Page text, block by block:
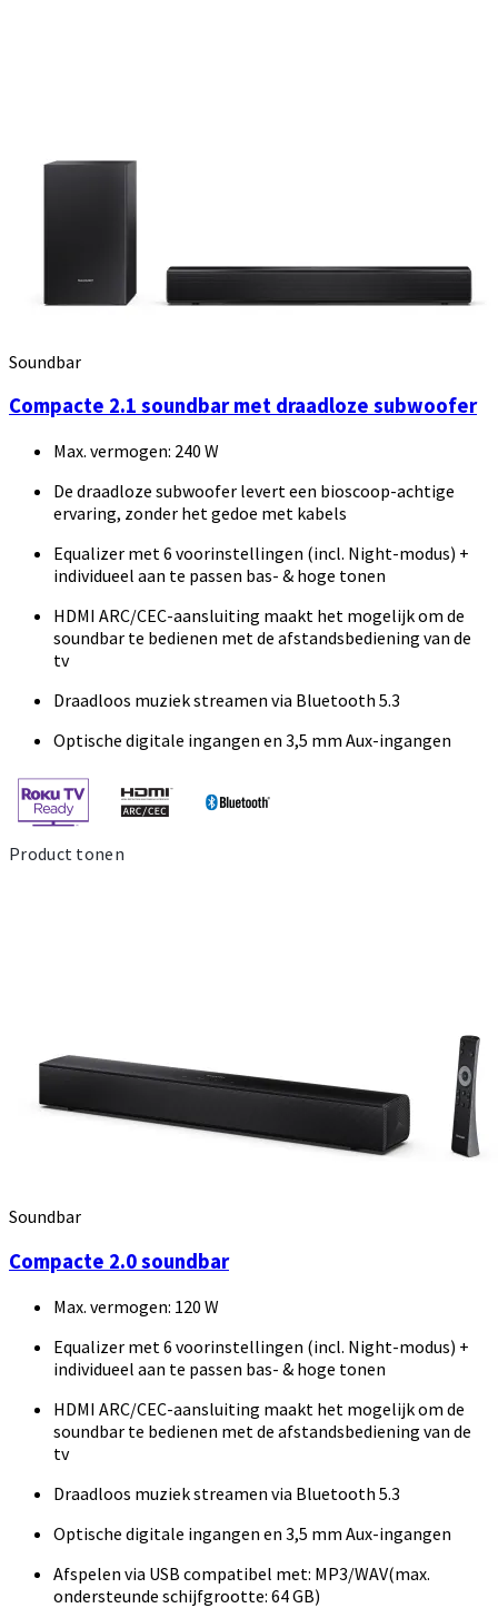
Soundbar
Compacte 2.1 soundbar met draadloze subwoofer
Max. vermogen: 240 W
De draadloze subwoofer levert een bioscoop-achtige
ervaring, zonder het gedoe met kabels
Equalizer met 6 voorinstellingen (incl. Night-modus) +
individueel aan te passen bas- & hoge tonen
HDMI ARC/CEC-aansluiting maakt het mogelijk om de
soundbar te bedienen met de afstandsbediening van de
tv
Draadloos muziek streamen via Bluetooth 5.3
Optische digitale ingangen en 3,5 mm Aux-ingangen
Product tonen
Soundbar
Compacte 2.0 soundbar
Max. vermogen: 120 W
Equalizer met 6 voorinstellingen (incl. Night-modus) +
individueel aan te passen bas- & hoge tonen
HDMI ARC/CEC-aansluiting maakt het mogelijk om de
soundbar te bedienen met de afstandsbediening van de
tv
Draadloos muziek streamen via Bluetooth 5.3
Optische digitale ingangen en 3,5 mm Aux-ingangen
Afspelen via USB compatibel met: MP3/WAV(max.
ondersteunde schijfgrootte: 64 GB)